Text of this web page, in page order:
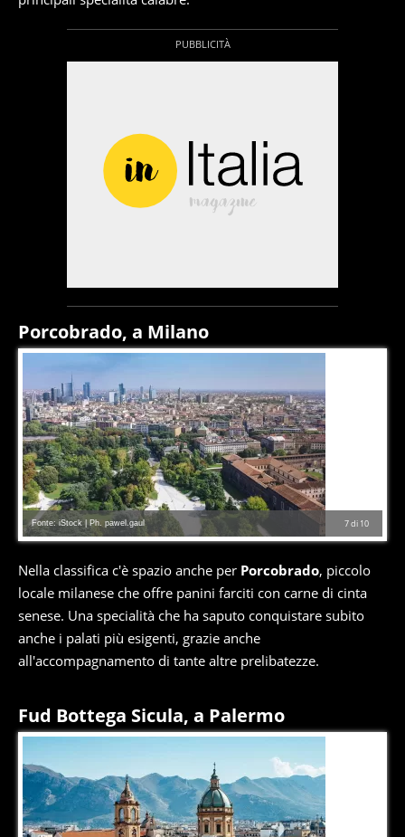
Porcobrado, a Milano
7di 10
Fonte: iStock | Ph. pawel.gaul
Nella classifica c'è spazio anche per Porcobrado, piccolo
locale milanese che offre panini farciti con carne di cinta
senese. Una specialità che ha saputo conquistare subito
anche i palati più esigenti, grazie anche
all'accompagnamento di tante altre prelibatezze.
Fud Bottega Sicula, a Palermo